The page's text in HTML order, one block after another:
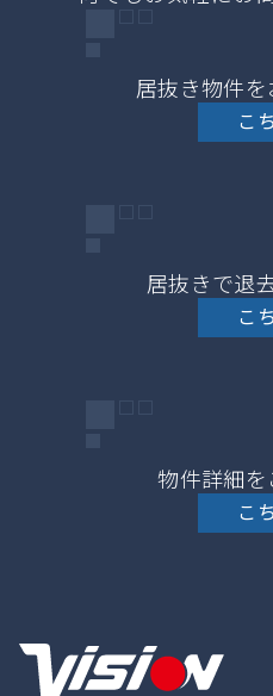
居抜き物件
こ
居抜きで退
こ
物件詳細
こ